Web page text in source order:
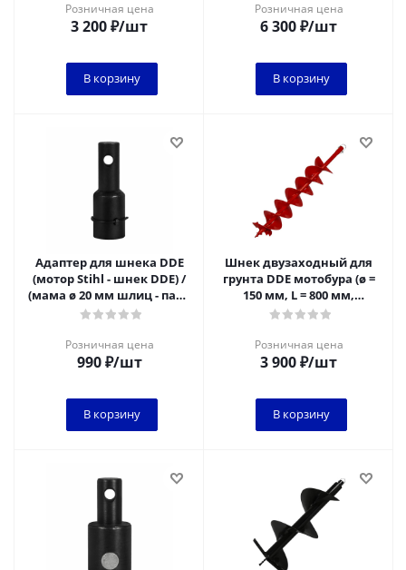
Розничная цена
3 200₽/шт
В корзину
Розничная цена
6 300₽/шт
В корзину
Адаптер для шнека DDE
(мотор Stihl - шнек DDE) /
(мама ø 20 мм шлиц - папа
ø 20 мм)
Розничная цена
990₽/шт
В корзину
Шнек двузаходный для
грунта DDE мотобура (ø =
150 мм, L = 800 мм,
посадка на вал 20 мм)
Розничная цена
3 900₽/шт
В корзину